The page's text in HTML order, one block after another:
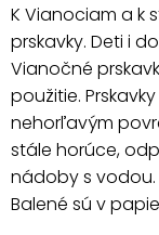
K Vianociam a k
prskavky. Deti i
Vianočné
použitie.
nehorľavým
stále horúce,
nádoby s vodou.
Balené sú v